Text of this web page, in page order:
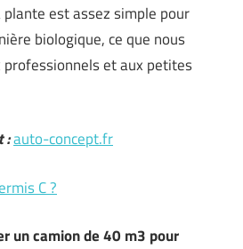
est assez simple pour
biologique, ce que nous
professionnels et aux petites
:auto-concept.fr
C ?
un camion de 40 m3 pour